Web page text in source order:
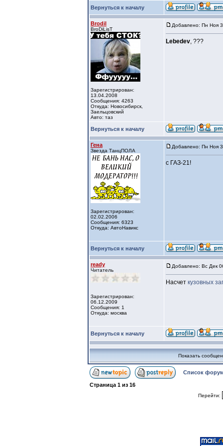
Вернуться к началу
Brodil
BroDiLisT
Зарегистрирован:
13.04.2008
Сообщения: 4263
Откуда: Новосибирск,
Заельцовский
Авто: таз
Добавлено: Пн Ноя
Lebedev, ???
Вернуться к началу
Гена
Звезда ТанцПОЛА
Зарегистрирован:
02.02.2006
Сообщения: 6323
Откуда: АвтоНавикс
Добавлено: Пн Ноя
с ГАЗ-21!
Вернуться к началу
ready
Читатель
Зарегистрирован:
06.12.2009
Сообщения: 1
Откуда: москва
Добавлено: Вс Дек
Насчет кузовных
Вернуться к началу
Показать
Список
Страница 1 из 16
Перейти: